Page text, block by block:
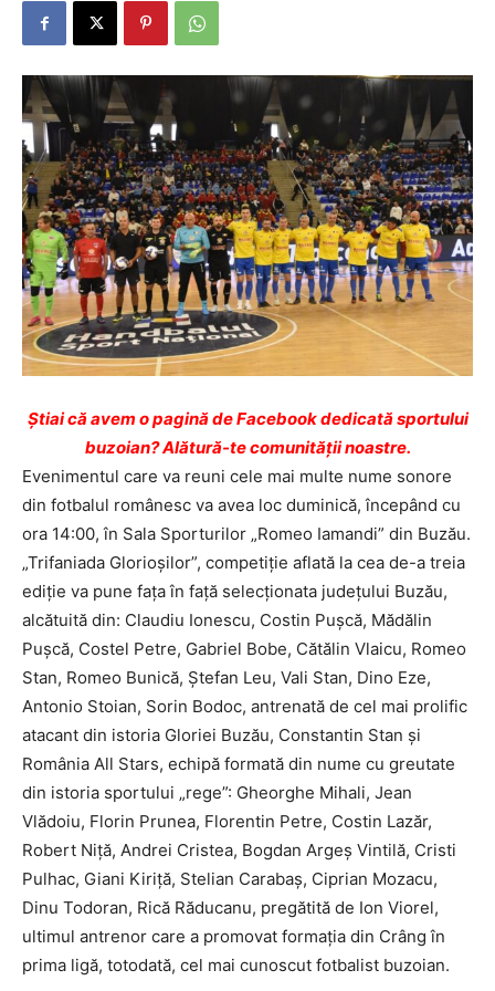
Ştiai că avem o pagină de Facebook dedicată sportului
buzoian? Alătură-te comunității noastre.
Evenimentul care va reuni cele mai multe nume sonore
din fotbalul românesc va avea loc duminică, începând cu
ora 14:00, în Sala Sporturilor „Romeo Iamandi” din Buzău.
„Trifaniada Glorioşilor”, competiţie aflată la cea de-a treia
ediţie va pune faţa în faţă selecţionata judeţului Buzău,
alcătuită din: Claudiu Ionescu, Costin Puşcă, Mădălin
Puşcă, Costel Petre, Gabriel Bobe, Cătălin Vlaicu, Romeo
Stan, Romeo Bunică, Ştefan Leu, Vali Stan, Dino Eze,
Antonio Stoian, Sorin Bodoc, antrenată de cel mai prolific
atacant din istoria Gloriei Buzău, Constantin Stan şi
România All Stars, echipă formată din nume cu greutate
din istoria sportului „rege”: Gheorghe Mihali, Jean
Vlădoiu, Florin Prunea, Florentin Petre, Costin Lazăr,
Robert Niță, Andrei Cristea, Bogdan Argeș Vintilă, Cristi
Pulhac, Giani Kiriță, Stelian Carabaș, Ciprian Mozacu,
Dinu Todoran, Rică Răducanu, pregătită de Ion Viorel,
ultimul antrenor care a promovat formaţia din Crâng în
prima ligă, totodată, cel mai cunoscut fotbalist buzoian.